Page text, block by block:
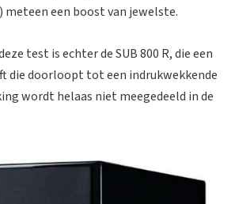
) meteen een boost van jewelste.
test is echter de SUB 800 R, die een
die doorloopt tot een indrukwekkende
wordt helaas niet meegedeeld in de